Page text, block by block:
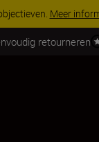
nog compleet
retourneren